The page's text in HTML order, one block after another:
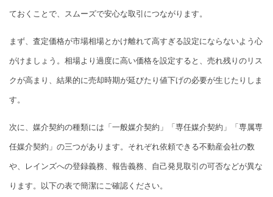
ておくことで、スムーズで安心な取引につながります。
まず、査定価格が市場相場とかけ離れて高すぎる設定にならないよう心
がけましょう。相場より過度に高い価格を設定すると、売れ残りのリス
クが高まり、結果的に売却時期が延びたり値下げの必要が生じたりしま
す。
次に、媒介契約の種類には「一般媒介契約」「専任媒介契約」「専属専
任媒介契約」の三つがあります。それぞれ依頼できる不動産会社の数
や、レインズへの登録義務、報告義務、自己発見取引の可否などが異な
ります。以下の表で簡潔にご確認ください。